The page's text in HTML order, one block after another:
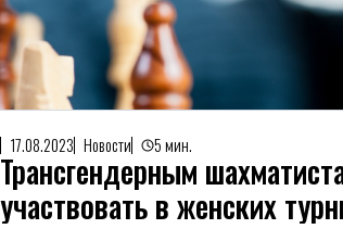
17.08.2023 Новости 5 мин.
Трансгендерным
участвовать в женских